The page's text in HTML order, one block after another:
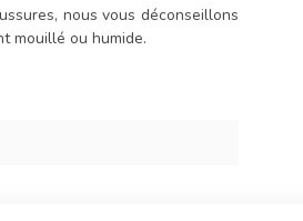
nous vous déconseillons
mouillé ou humide.